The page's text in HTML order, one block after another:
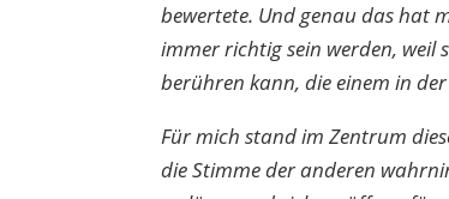
bewertete. Und genau das hat
immer richtig sein werden, weil
berühren kann, die einem in
Für mich stand im Zentrum
die Stimme der anderen